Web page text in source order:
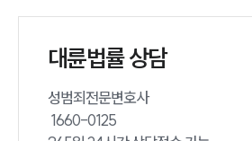
통합검색
주요 업무사례
대륜법률 상담
성범죄전문변호사